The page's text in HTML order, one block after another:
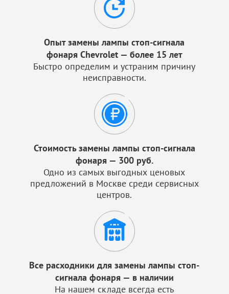
Опыт замены лампы стоп-сигнала
фонаря Chevrolet — более 15 лет
Быстро определим и устраним причину
неисправности.
Стоимость замены лампы стоп-сигнала
фонаря — 300 руб.
Одно из самых выгодных ценовых
предложений в Москве среди сервисных
центров.
Все расходники для замены лампы стоп-
сигнала фонаря — в наличии
На нашем складе всегда есть